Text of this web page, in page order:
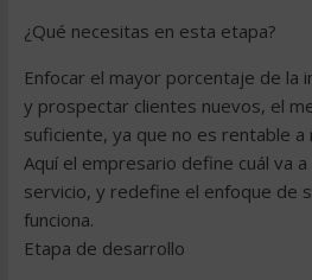
¿Qué necesitas en esta etapa?
Enfocar el mayor porcentaje de la
y prospectar clientes nuevos, el
suficiente, ya que no es rentable a
Aquí el empresario define cuál va
servicio, y redefine el enfoque de
funciona.
Etapa de desarrollo